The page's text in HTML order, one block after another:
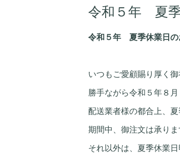
令和５年 夏
令和５年 夏季休業日の
いつもご愛顧賜り厚く御
勝手ながら令和５年８
配送業者様の都合上、
期間中、御注文は承り
それ以外は、夏季休業